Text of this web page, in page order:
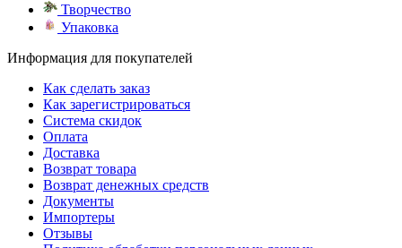
Творчество
Упаковка
Информация для покупателей
Как сделать заказ
Как зарегистрироваться
Система скидок
Оплата
Доставка
Возврат товара
Возврат денежных средств
Документы
Импортеры
Отзывы